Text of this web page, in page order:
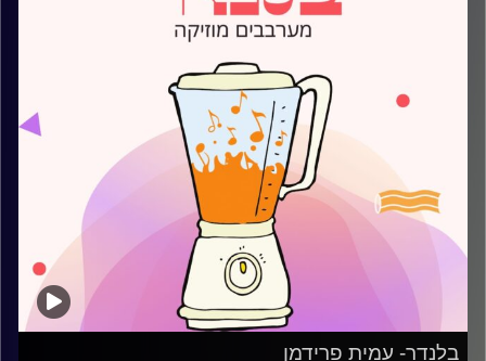
בלנדר- עמית פרידמן